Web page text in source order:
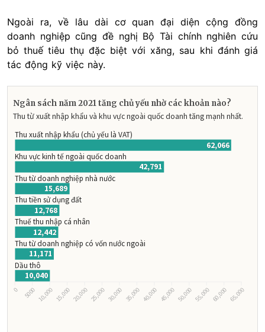
Ngoài ra, về lâu dài cơ quan đại diện cộng đồng
doanh nghiệp cũng đề nghị Bộ Tài chính nghiên cứu
bỏ thuế tiêu thụ đặc biệt với xăng, sau khi đánh giá
tác động kỹ việc này.